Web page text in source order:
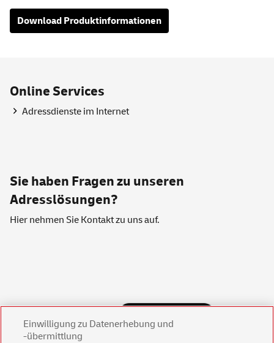
Download Produktinformationen
OnlineServices
Adressdienste im Internet
Sie haben Fragen zu unseren
Adresslösungen?
Hier nehmen Sie Kontaktzu uns auf.
Einwilligung zu Datenerhebung und
-übermittlung